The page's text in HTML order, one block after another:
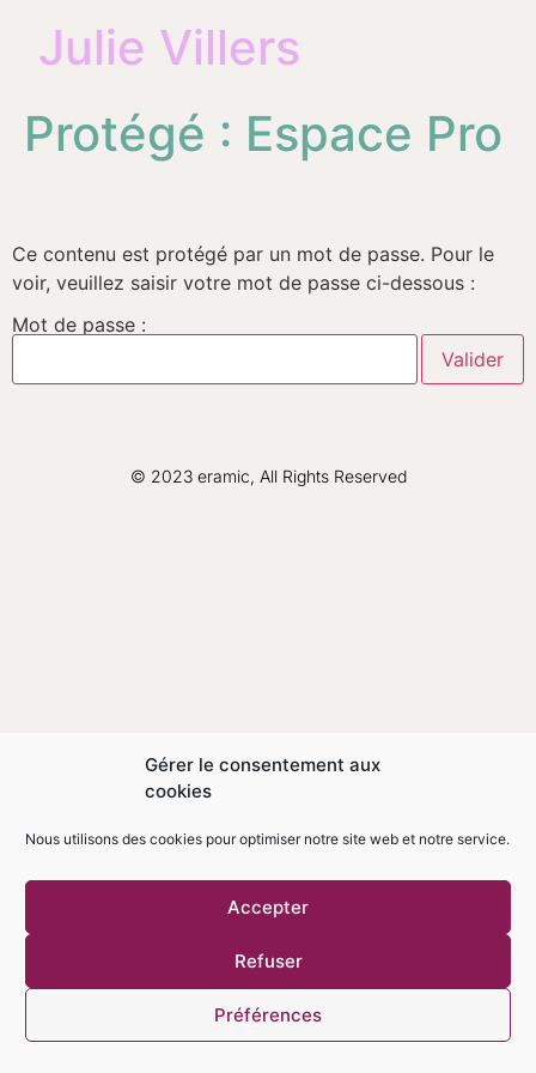
Gérer le consentement aux
cookies
Nous utilisons des cookies pour optimiser notre site web et notre service.
Accepter
Refuser
Préférences
Julie Villers
Protégé : Espace Pro
Ce contenu est protégé par un mot de passe. Pour le
voir, veuillez saisir votre mot de passe ci-dessous :
Mot de passe :
© 2023 eramic, All Rights Reserved